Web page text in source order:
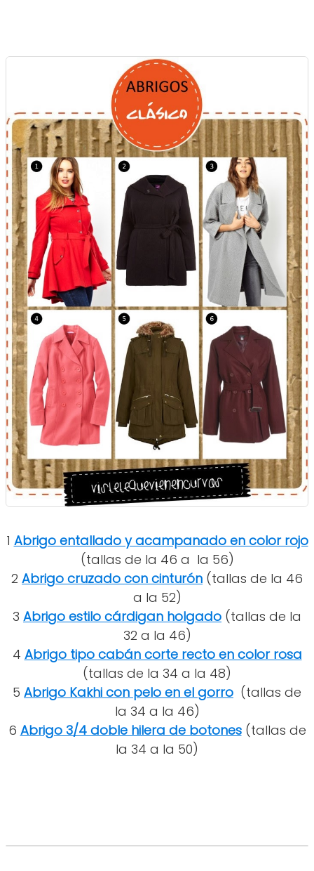
1 Abrigo entallado y acampanado en color rojo
(tallas de la 46 a la 56)
2 Abrigo cruzado con cinturón (tallas de la 46
a la 52)
3 Abrigo estilo cárdigan holgado (tallas de la
32 a la 46)
4 Abrigo tipo cabán corte recto en color rosa
(tallas de la 34 a la 48)
5 Abrigo Kakhi con pelo en el gorro (tallas de
la 34 a la 46)
6 Abrigo 3/4 doble hilera de botones(tallas de
la 34 a la 50)